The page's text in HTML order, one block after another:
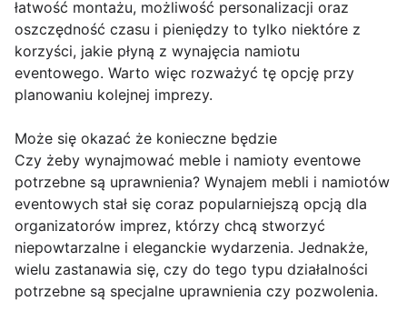
łatwość montażu, możliwość personalizacji oraz
oszczędność czasu i pieniędzy to tylko niektóre z
korzyści, jakie płyną z wynajęcia namiotu
eventowego. Warto więc rozważyć tę opcję przy
planowaniu kolejnej imprezy.
Może się okazać że konieczne będzie
Czy żeby wynajmować meble i namioty eventowe
potrzebne są uprawnienia? Wynajem mebli i namiotów
eventowych stał się coraz popularniejszą opcją dla
organizatorów imprez, którzy chcą stworzyć
niepowtarzalne i eleganckie wydarzenia. Jednakże,
wielu zastanawia się, czy do tego typu działalności
potrzebne są specjalne uprawnienia czy pozwolenia.